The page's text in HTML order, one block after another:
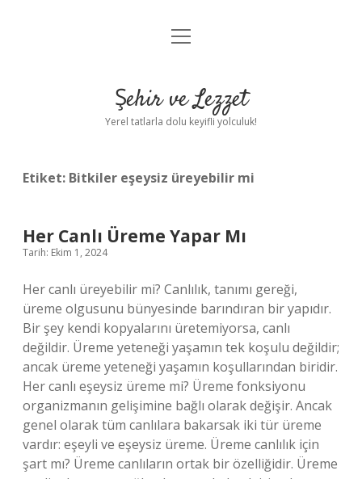
Anasayfa
Yasal Uyarı
menüyü
Şehir ve Lezzet
Yerel tatlarla dolu keyifli yolculuk!
Etiket: Bitkiler eşeysiz üreyebilir mi
Her Canlı Üreme Yapar Mı
Tarih: Ekim 1, 2024
Her canlı üreyebilir mi? Canlılık, tanımı gereği,
üreme olgusunu bünyesinde barındıran bir yapıdır.
Bir şey kendi kopyalarını üretemiyorsa, canlı
değildir. Üreme yeteneği yaşamın tek koşulu değildir;
ancak üreme yeteneği yaşamın koşullarından biridir.
Her canlı eşeysiz üreme mi? Üreme fonksiyonu
organizmanın gelişimine bağlı olarak değişir. Ancak
genel olarak tüm canlılara bakarsak iki tür üreme
vardır: eşeyli ve eşeysiz üreme. Üreme canlılık için
şart mı? Üreme canlıların ortak bir özelliğidir. Üreme